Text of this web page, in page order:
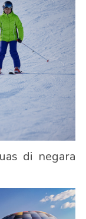
di negara